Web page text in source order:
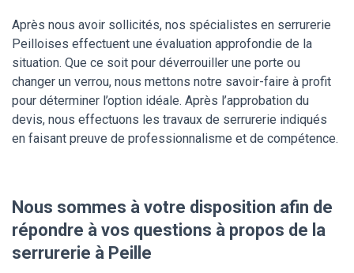
Après nous avoir sollicités, nos spécialistes en serrurerie
Peilloises effectuent une évaluation approfondie de la
situation. Que ce soit pour déverrouiller une porte ou
changer un verrou, nous mettons notre savoir-faire à profit
pour déterminer l’option idéale. Après l’approbation du
devis, nous effectuons les travaux de serrurerie indiqués
en faisant preuve de professionnalisme et de compétence.
Nous sommes à votre disposition afin de
répondre à vos questions à propos de la
serrurerie à Peille